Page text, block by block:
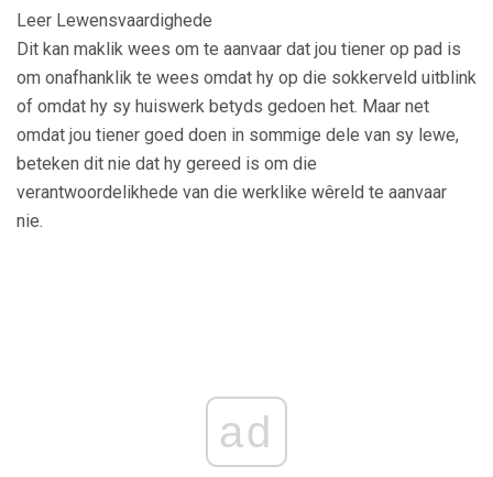
Leer Lewensvaardighede
Dit kan maklik wees om te aanvaar dat jou tiener op pad is
om onafhanklik te wees omdat hy op die sokkerveld uitblink
of omdat hy sy huiswerk betyds gedoen het. Maar net
omdat jou tiener goed doen in sommige dele van sy lewe,
beteken dit nie dat hy gereed is om die
verantwoordelikhede van die werklike wêreld te aanvaar
nie.
ad